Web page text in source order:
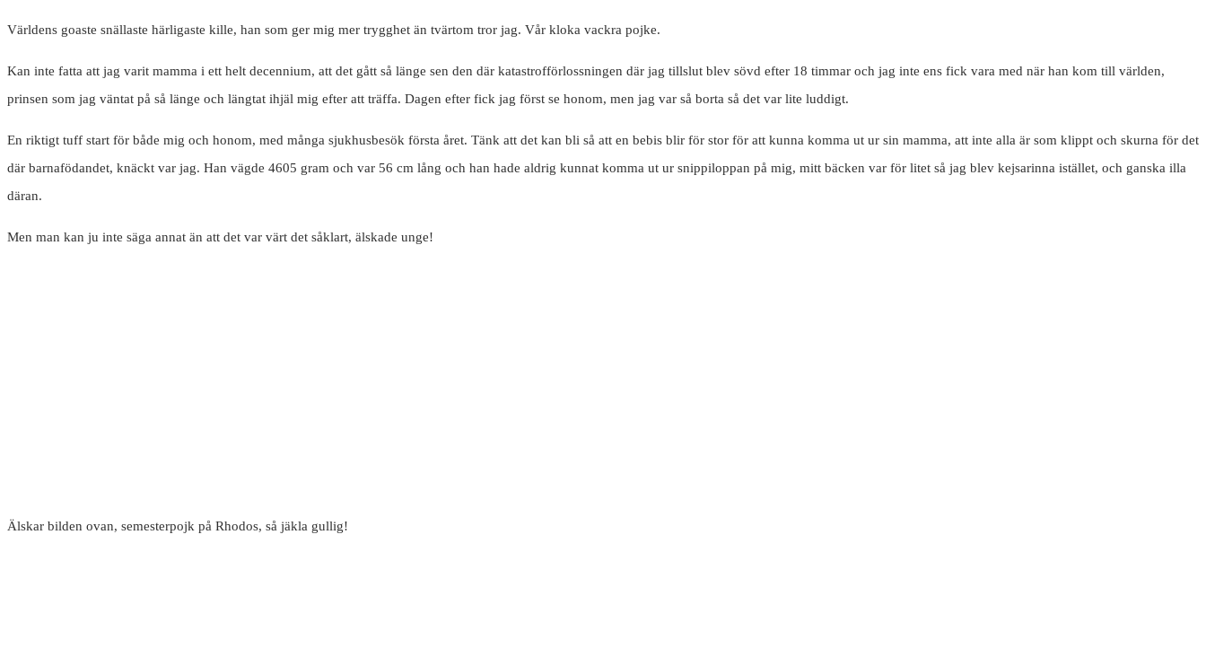
Världens goaste snällaste härligaste kille, han som ger mig mer trygghet än tvärtom tror jag. Vår kloka vackra pojke.
Kan inte fatta att jag varit mamma i ett helt decennium, att det gått så länge sen den där katastrofförlossningen där jag tillslut blev sövd efter 18 timmar och jag inte ens fick vara med när han kom till världen,
prinsen som jag väntat på så länge och längtat ihjäl mig efter att träffa. Dagen efter fick jag först se honom, men jag var så borta så det var lite luddigt.
En riktigt tuff start för både mig och honom, med många sjukhusbesök första året. Tänk att det kan bli så att en bebis blir för stor för att kunna komma ut ur sin mamma, att inte alla är som klippt och skurna för det
där barnafödandet, knäckt var jag. Han vägde 4605 gram och var 56 cm lång och han hade aldrig kunnat komma ut ur snippiloppan på mig, mitt bäcken var för litet så jag blev kejsarinna istället, och ganska illa
däran.
Men man kan ju inte säga annat än att det var värt det såklart, älskade unge!
Älskar bilden ovan, semesterpojk på Rhodos, så jäkla gullig!